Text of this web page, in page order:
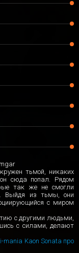
тьмой, никаких
сюда попал. Рядом
так же не смогли
Выйдя из тьмы, они
с миром
с другими людьми,
с силами, делают
mania Kaon Sonata про